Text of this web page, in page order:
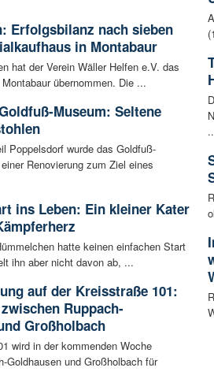
Erfolgsbilanz nach sieben
in Montabaur
hat der Verein Wäller Helfen e.V. das
übernommen. Die ...
Museum: Seltene
Poppelsdorf wurde das Goldfuß-
Renovierung zum Ziel eines
ins Leben: Ein kleiner Kater
hatte keinen einfachen Start
ihn aber nicht davon ab, ...
auf der Kreisstraße 101:
Ruppach-
Großholbach
wird in der kommenden Woche
Goldhausen und Großholbach für